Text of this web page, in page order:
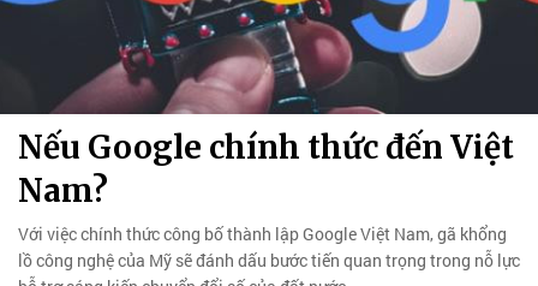
Nếu Google chính thức đến Việt
Nam?
Với việc chính thức công bố thành lập Google Việt Nam, gã khổng
lồ công nghệ của Mỹ sẽ đánh dấu bước tiến quan trọng trong nỗ lực